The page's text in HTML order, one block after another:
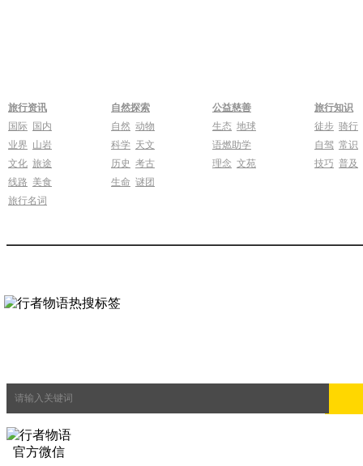
旅行资讯
国际 国内
业界 山岩
文化 旅途
线路 美食
旅行名词
自然探索
自然 动物
科学 天文
历史 考古
生命 谜团
公益慈善
生态 地球
语燃助学
理念 文苑
旅行知识
徒步 骑行
自驾 常识
技巧 普及